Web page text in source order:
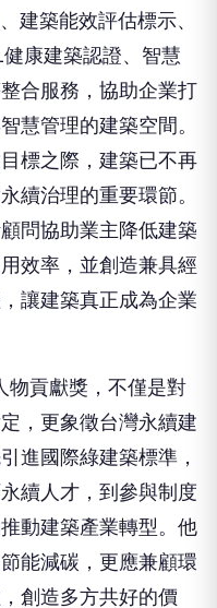
建築能效評估標示、
康建築認證、智慧
合服務，協助企業打
慧管理的建築空間。
標之際，建築已不再
續治理的重要環節。
問協助業主降低建築
效率，並創造兼具經
讓建築真正成為企業
物貢獻獎，不僅是對
，更象徵台灣永續建
進國際綠建築標準，
續人才，到參與制度
動建築產業轉型。他
能減碳，更應兼顧環
創造多方共好的價